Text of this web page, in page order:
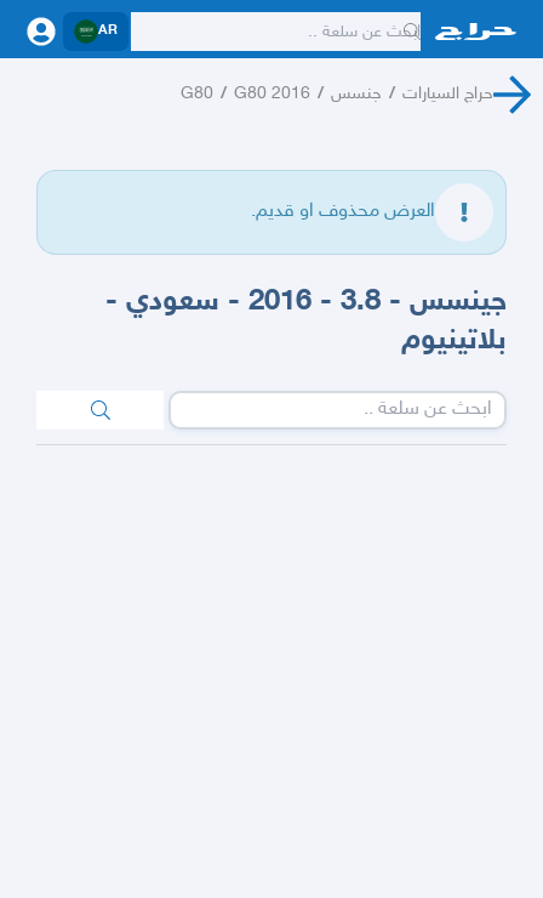
AR
حراج السيارات / جنسس /
G80 2016
/
G80
العرض محذوف او قديم.
جينسس - 3.8 - 2016 - سعودي -
بلاتينيوم